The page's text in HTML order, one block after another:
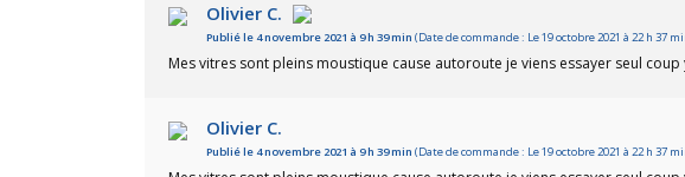
Olivier C.
Publié le 4 novembre 2021 à 9 h 39 min (Date de commande : Le 19 octobre 2021 à 22 h 37
Mes vitres sont pleins moustique cause autoroute je viens essayer seul
Olivier C.
Publié le 4 novembre 2021 à 9 h 39 min (Date de commande : Le 19 octobre 2021 à 22 h 37